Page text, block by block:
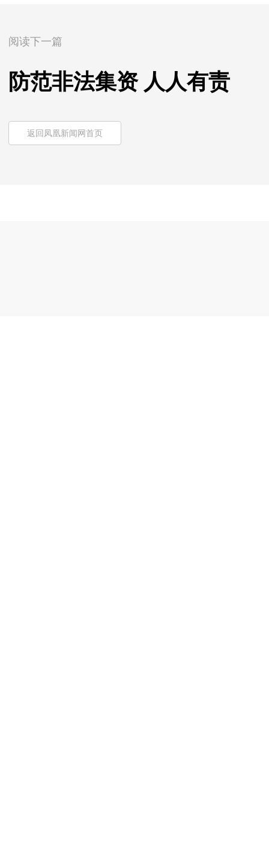
阅读下一篇
防范非法集资 人人有责
返回凤凰新闻网首页